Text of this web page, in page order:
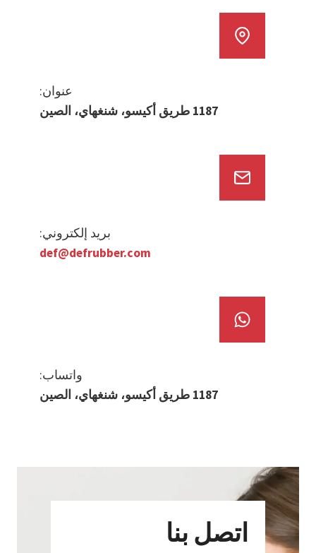
عنوان:
1187 طريق أكيسو، شنغهاي، الصين
بريد إلكتروني:
def@defrubber.com
واتساب:
1187 طريق أكيسو، شنغهاي، الصين
اتصل بنا